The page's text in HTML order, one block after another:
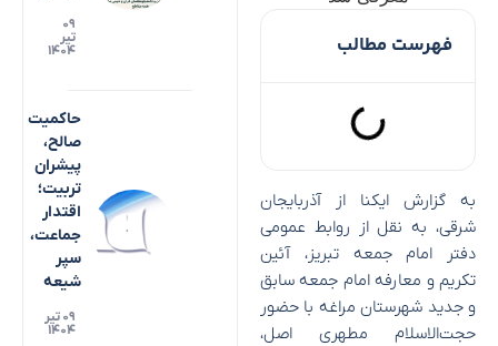
فهرست مطالب
به گزارش ایکنا از آذربایجان
شرقی، به نقل از روابط عمومی
دفتر امام جمعه تبریز، آئین
تکریم و معارفه امام جمعه سابق
و جدید شهرستان مراغه با حضور
حجت‌الاسلام مطهری اصل،
۰۹
تیر
۱۴۰۴
حاکمیت
صالح،
پیشران
تربیت؛
اقتدار
جماعت،
سپر
شیعه
۰۹ تیر
۱۴۰۴